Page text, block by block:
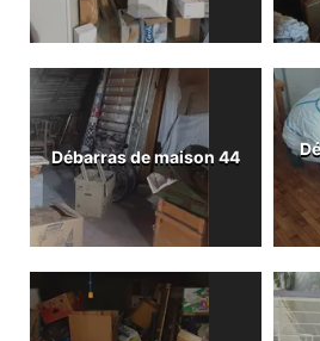
Débarras de maison 44